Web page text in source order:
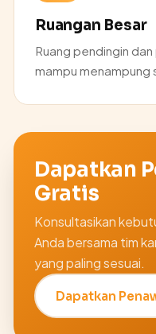
Ruangan Besar
Ruang pendingin
mampu menampung
Dapatkan
Gratis
Konsultasikan
Anda bersama tim
yang paling sesuai.
Dapatkan